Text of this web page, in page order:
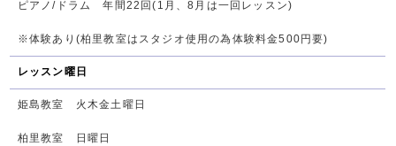
ピアノ/ドラム 年間22回(1月、8月は一回レッスン)
※体験あり(柏里教室はスタジオ使用の為体験料金500円要)
レッスン曜日
姫島教室 火木金土曜日
柏里教室 日曜日